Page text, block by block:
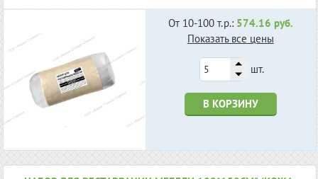
От 10-100 т.р.: 574.16 руб.
Показать все цены
шт.
В КОРЗИНУ